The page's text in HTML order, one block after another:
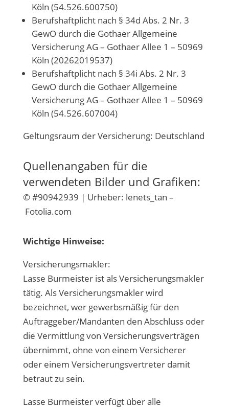
Köln (54.526.600750)
Berufshaftplicht nach § 34d Abs. 2 Nr. 3
GewO durch die Gothaer Allgemeine
Versicherung AG – Gothaer Allee 1 – 50969
Köln (20262019537)
Berufshaftplicht nach § 34i Abs. 2 Nr. 3
GewO durch die Gothaer Allgemeine
Versicherung AG – Gothaer Allee 1 – 50969
Köln (54.526.607004)
Geltungsraum der Versicherung: Deutschland
Quellenangaben für die
verwendeten Bilder und Grafiken:
© #90942939 | Urheber: lenets_tan –
Fotolia.com
Wichtige Hinweise:
Versicherungsmakler:
Lasse Burmeister ist als Versicherungsmakler
tätig. Als Versicherungsmakler wird
bezeichnet, wer gewerbsmäßig für den
Auftraggeber/Mandanten den Abschluss oder
die Vermittlung von Versicherungsverträgen
übernimmt, ohne von einem Versicherer
oder einem Versicherungsvertreter damit
betraut zu sein.
Lasse Burmeister verfügt über alle